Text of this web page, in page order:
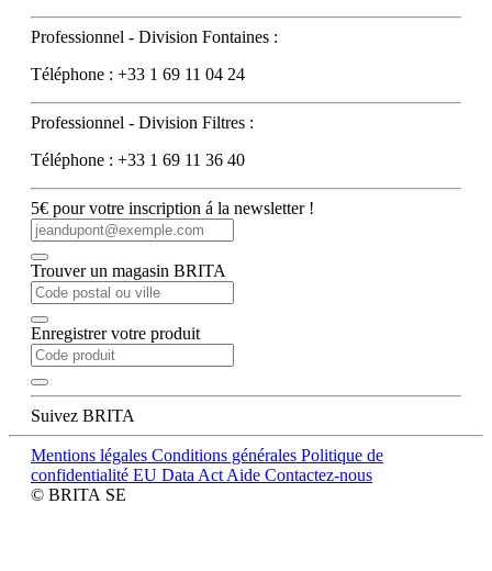
Professionnel - Division Fontaines :
Téléphone : +33 1 69 11 04 24
Professionnel - Division Filtres :
Téléphone : +33 1 69 11 36 40
5€ pour votre inscription á la newsletter !
Trouver un magasin BRITA
Enregistrer votre produit
Suivez BRITA
Mentions légales Conditions générales Politique de
confidentialité EU Data ActAide Contactez-nous
© BRITA SE